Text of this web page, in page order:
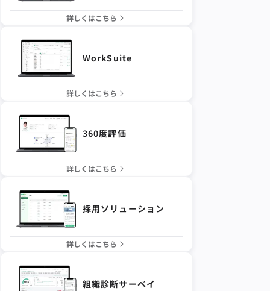
詳しくはこちら
WorkSuite
詳しくはこちら
360度評価
詳しくはこちら
採用ソリューション
詳しくはこちら
組織診断サーベイ